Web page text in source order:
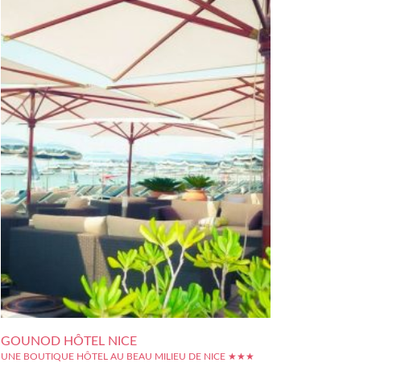
GOUNOD HÔTEL NICE
UNE BOUTIQUE HÔTEL AU BEAU MILIEU DE NICE ★★★